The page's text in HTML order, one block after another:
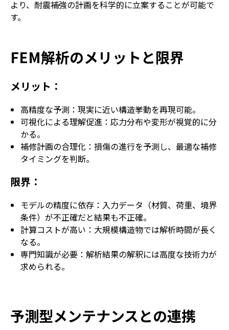
より、耐震補強の計画を科学的に立案することが可能で
す。
FEM解析のメリットと限界
メリット：
高精度な予測：現実に近い構造挙動を再現可能。
可視化による理解促進：応力分布や変形が視覚的に分
かる。
補修計画の合理化：損傷の進行を予測し、最適な補修
タイミングを判断。
限界：
モデルの精度に依存：入力データ（材質、荷重、境界
条件）が不正確だと結果も不正確。
計算コストが高い：大規模構造物では解析時間が長く
なる。
専門知識が必要：解析結果の解釈には高度な技術力が
求められる。
予測型メンテナンスとの連携